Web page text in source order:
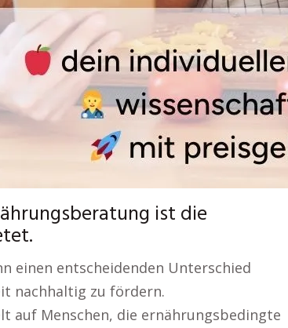
ist die
einen entscheidenden Unterschied
nachhaltig zu fördern.
auf Menschen, die ernährungsbedingte